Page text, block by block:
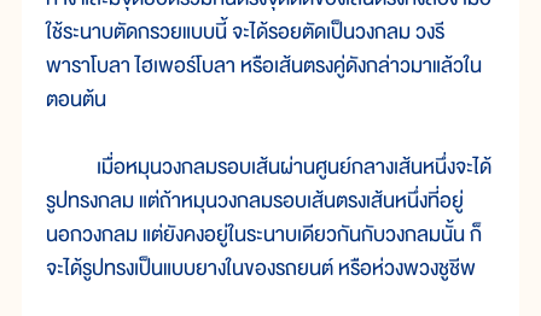
ใช้ระนาบตัดกรวยแบบนี้ จะได้รอยตัดเป็นวงกลม วงรี
พาราโบลา ไฮเพอร์โบลา หรือเส้นตรงคู่ดังกล่าวมาแล้วใน
ตอนต้น
เมื่อหมุนวงกลมรอบเส้นผ่านศูนย์กลางเส้นหนึ่งจะได้
รูปทรงกลม แต่ถ้าหมุนวงกลมรอบเส้นตรงเส้นหนึ่งที่อยู่
นอกวงกลม แต่ยังคงอยู่ในระนาบเดียวกันกับวงกลมนั้น ก็
จะได้รูปทรงเป็นแบบยางในของรถยนต์ หรือห่วงพวงชูชีพ